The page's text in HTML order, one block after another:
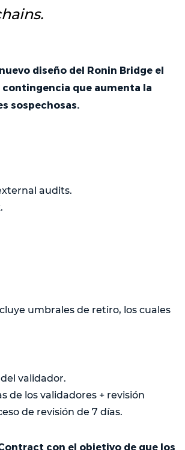
diseño del Ronin Bridge el
que aumenta la
sospechosas.
audits.
umbrales de retiro, los cuales
validador.
de los validadores + revisión
de revisión de 7 días.
con el objetivo de que los